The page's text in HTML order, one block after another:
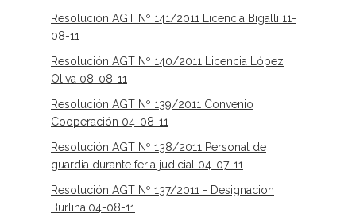
Resolución AGT Nº 141/2011 Licencia Bigalli 11-
08-11
Resolución AGT Nº 140/2011 Licencia López
Oliva 08-08-11
Resolución AGT Nº 139/2011 Convenio
Cooperación 04-08-11
Resolución AGT Nº 138/2011 Personal de
guardia durante feria judicial 04-07-11
Resolución AGT Nº 137/2011 - Designacion
Burlina.04-08-11